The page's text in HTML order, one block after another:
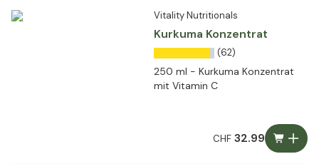
Vitality Nutritionals
Kurkuma Konzentrat
(62)
250 ml - Kurkuma Konzentrat
mit Vitamin C
CHF32.99